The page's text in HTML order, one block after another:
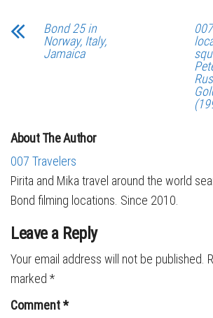
Bond 25 in
Norway, Italy,
Jamaica
About The Author
007 Travelers
Pirita and Mika travel around the world
Bond filming locations. Since 2010.
Leave a Reply
Your email address will not be published.
marked *
Comment*